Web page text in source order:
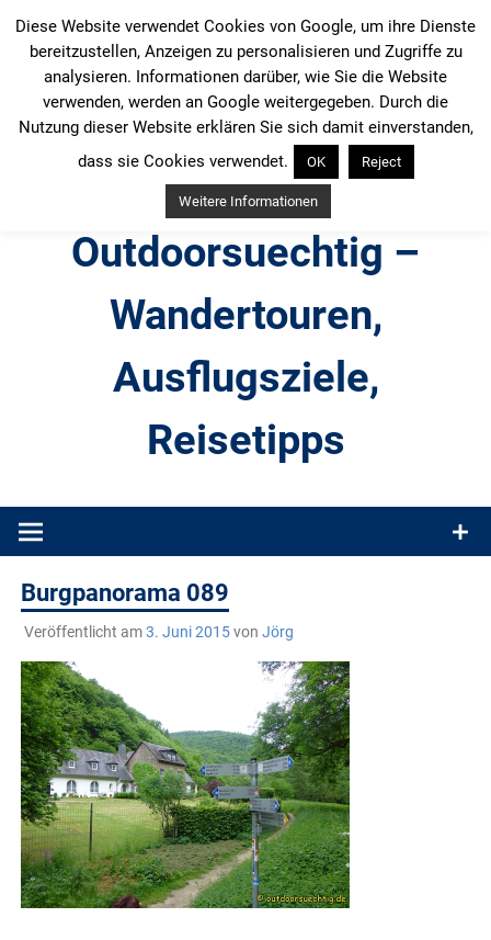
Inhalt
springen
Outdoorsuechtig –
Wandertouren,
Ausflugsziele,
Reisetipps
Produkttests und Buchrezensionen. Ein Blog für alle, die gern
Burgpanorama 089
Veröffentlicht am3. Juni 2015von Jörg
Diese Website verwendet Cookies von Google, um ihre Dienste
bereitzustellen, Anzeigen zu personalisieren und Zugriffe zu
analysieren. Informationen darüber, wie Sie die Website
verwenden, werden an Google weitergegeben. Durch die
Nutzung dieser Website erklären Sie sich damit einverstanden,
dass sie Cookies verwendet.
OK Reject
Weitere Informationen